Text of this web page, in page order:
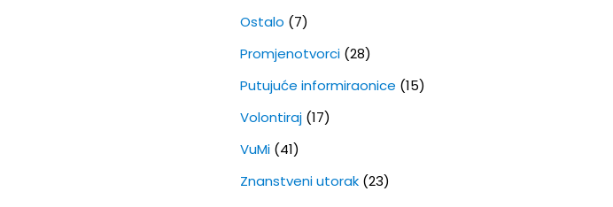
Ostalo (7)
Promjenotvorci(28)
Putujuće informiraonice (15)
Volontiraj(17)
VuMi(41)
Znanstveni utorak(23)